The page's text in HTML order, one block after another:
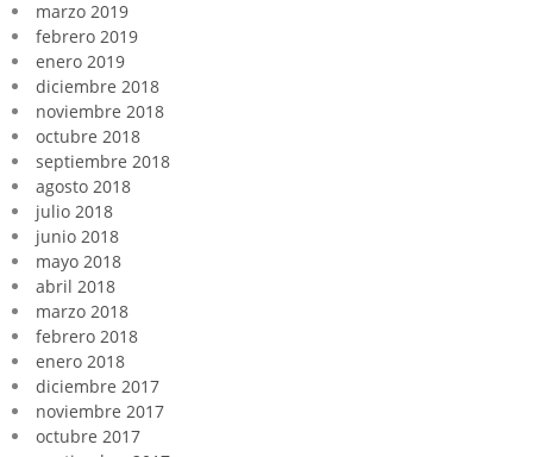
marzo 2019
febrero 2019
enero 2019
diciembre 2018
noviembre 2018
octubre 2018
septiembre 2018
agosto 2018
julio 2018
junio 2018
mayo 2018
abril 2018
marzo 2018
febrero 2018
enero 2018
diciembre 2017
noviembre 2017
octubre 2017